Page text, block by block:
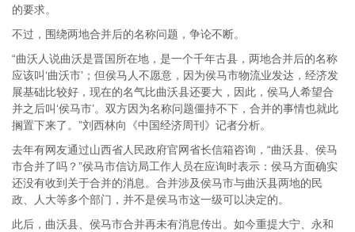
的要求。
不过，围绕两地合并后的名称问题，争论不断。
“曲沃人说曲沃是晋国所在地，是一个千年古县，两地合并后的名称
应该叫‘曲沃市’；但侯马人不愿意，因为侯马市物流业发达，经济发
展基础比较好，现在的名气比曲沃县还要大，因此，侯马人希望合
并之后叫‘侯马市’。双方因为名称问题僵持不下，合并的事情也就此
搁置下来了。”刘西林向《中国经济周刊》记者分析。
去年有网友通过山西省人民政府官网省长信箱咨询，“曲沃县、侯马
市合并了吗？”侯马市信访局工作人员在应询时表示：侯马方面确实
还没有收到关于合并的消息。合并涉及侯马市与曲沃县两地的民
政、人大等多个部门，并不是侯马市这一级可以决定的。
此后，曲沃县、侯马市合并再未有消息传出。如今重提大宁、永和